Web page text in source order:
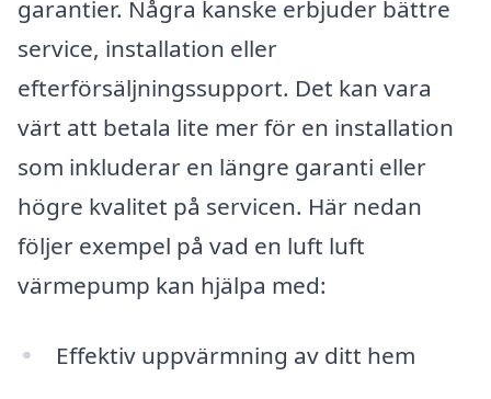
garantier. Några kanske erbjuder bättre
service, installation eller
efterförsäljningssupport. Det kan vara
värt att betala lite mer för en installation
som inkluderar en längre garanti eller
högre kvalitet på servicen. Här nedan
följer exempel på vad en luft luft
värmepump kan hjälpa med:
Effektiv uppvärmning av ditt hem